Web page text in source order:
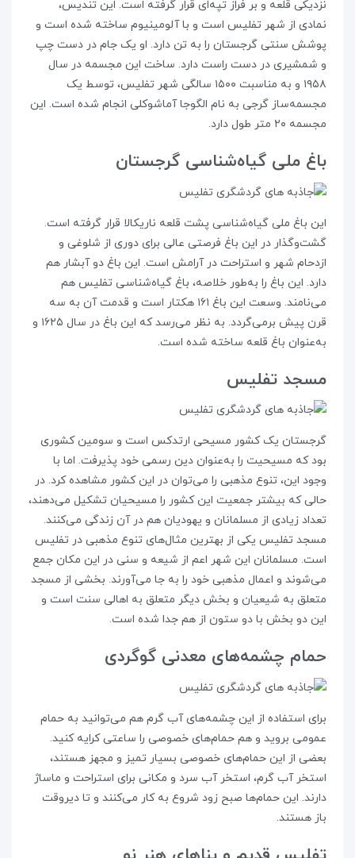
نزدیکی قلعه و بر فراز تپه‌ای قرار گرفته است. این تندیس،
نمادی از شهر تفلیس است و با آلومینیوم ساخته شده است و
پوشش سنتی گرجستان را به تن دارد. او یک جام در دست چپ
و شمشیری در دست راست دارد. ساخت این مجسمه در سال
۱۹۵۸ و به مناسبت ۱۵۰۰ سالگی شهر تفلیس، توسط یک
مجسمه‌ساز گرجی به نام الگوجا آماشوکلی انجام شده است. این
مجسمه ۲۰ متر طول دارد.
باغ ملی گیاه‌شناسی گرجستان
این باغ ملی گیاه‌شناسی پشت قلعه‌ ناریکالا قرار گرفته است.
گشت‌و‌گذار در این باغ فرصتی عالی برای دوری از شلوغی و
ازدحام شهر و استراحت در آرامش است. این باغ دو آبشار هم
دارد. این باغ را به‌طور خلاصه، باغ گیاه‌شناسی تفلیس هم
می‌نامند. وسعت این باغ ۱۶۱ هکتار است و قدمت آن به سه
قرن پیش برمی‌گردد. به نظر می‌رسد که این باغ در سال ۱۶۲۵ و
به‌عنوان باغ قلعه ساخته شده است.
مسجد تفلیس
گرجستان یک کشور مسیحی ارتدکس است و سومین کشوری
بود که مسیحیت را به‌عنوان دین رسمی خود پذیرفت. اما با
وجود این، تنوع مذهبی را می‌توان در این کشور مشاهده کرد. در
حالی که بیشتر جمعیت این کشور را مسیحیان تشکیل می‌دهند،
تعداد زیادی از مسلمانان و یهودیان هم در آن زندگی می‌کنند.
مسجد تفلیس یکی از بهترین مثال‌های تنوع مذهبی در تفلیس
است. مسلمانان این شهر اعم از شیعه و سنی در این مکان جمع
می‌شوند و اعمال مذهبی خود را به جا می‌آورند. بخشی از مسجد
متعلق به شیعیان و بخش دیگر متعلق به اهالی سنت است و
این دو بخش با دو ستون از هم جدا شده است.
حمام چشمه‌های معدنی گوگردی
برای استفاده از این چشمه‌های آب گرم هم می‌توانید به حمام
عمومی بروید و هم حمام‌های خصوصی را ساعتی کرایه کنید.
بعضی از این حمام‌های خصوصی بسیار تمیز و مجهز هستند،
استخر آب گرم، استخر آب سرد و مکانی برای استراحت و ماساژ
دارند. این حمام‌ها صبح زود شروع به کار می‌کنند و تا دیروقت
باز هستند.